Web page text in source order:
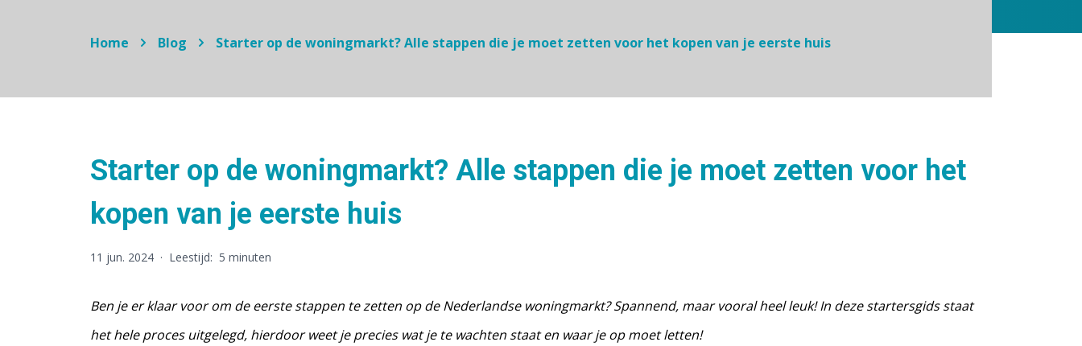
Home Blog Starter op de woningmarkt? Alle stappen die je moet zetten voor het kopen van je eerste huis
Starter op de woningmarkt? Alle stappen die je moet zetten voor het
kopen van je eerste huis
11 jun. 2024 · Leestijd: 5 minuten
Ben je er klaar voor om de eerste stappen te zetten op de Nederlandse woningmarkt? Spannend, maar vooral heel leuk! In deze startersgids staat
het hele proces uitgelegd, hierdoor weet je precies wat je te wachten staat en waar je op moet letten!